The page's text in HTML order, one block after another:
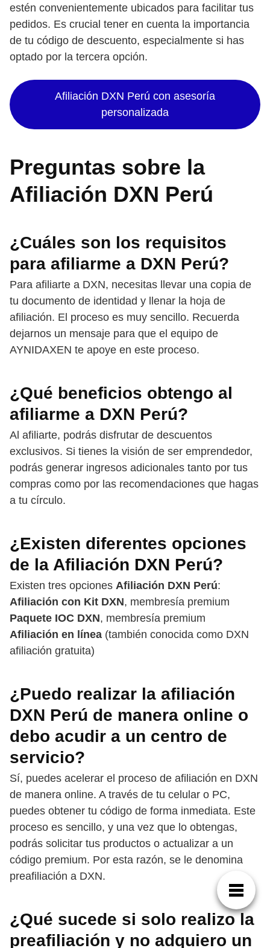
estén convenientemente ubicados para facilitar tus
pedidos. Es crucial tener en cuenta la importancia
de tu código de descuento, especialmente si has
optado por la tercera opción.
Afiliación DXN Perú con asesoría
personalizada
Preguntas sobre la
Afiliación DXN Perú
¿Cuáles son los requisitos
para afiliarme a DXN Perú?
Para afiliarte a DXN, necesitas llevar una copia de
tu documento de identidad y llenar la hoja de
afiliación. El proceso es muy sencillo. Recuerda
dejarnos un mensaje para que el equipo de
AYNIDAXEN te apoye en este proceso.
¿Qué beneficios obtengo al
afiliarme a DXN Perú?
Al afiliarte, podrás disfrutar de descuentos
exclusivos. Si tienes la visión de ser emprendedor,
podrás generar ingresos adicionales tanto por tus
compras como por las recomendaciones que hagas
a tu círculo.
¿Existen diferentes opciones
de la Afiliación DXN Perú?
Existen tres opciones Afiliación DXN Perú:
Afiliación con Kit DXN, membresía premium
Paquete IOC DXN, membresía premium
Afiliación en línea (también conocida como DXN
afiliación gratuita)
¿Puedo realizar la afiliación
DXN Perú de manera online o
debo acudir a un centro de
servicio?
Sí, puedes acelerar el proceso de afiliación en DXN
de manera online. A través de tu celular o PC,
puedes obtener tu código de forma inmediata. Este
proceso es sencillo, y una vez que lo obtengas,
podrás solicitar tus productos o actualizar a un
código premium. Por esta razón, se le denomina
preafiliación a DXN.
¿Qué sucede si solo realizo la
preafiliación y no adquiero un